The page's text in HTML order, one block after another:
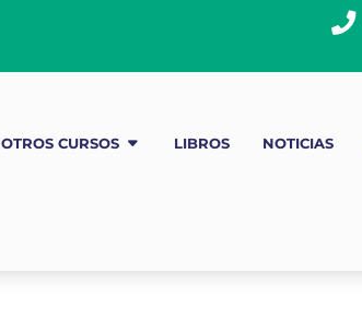
OTROS CURSOS LIBROS NOTICIAS